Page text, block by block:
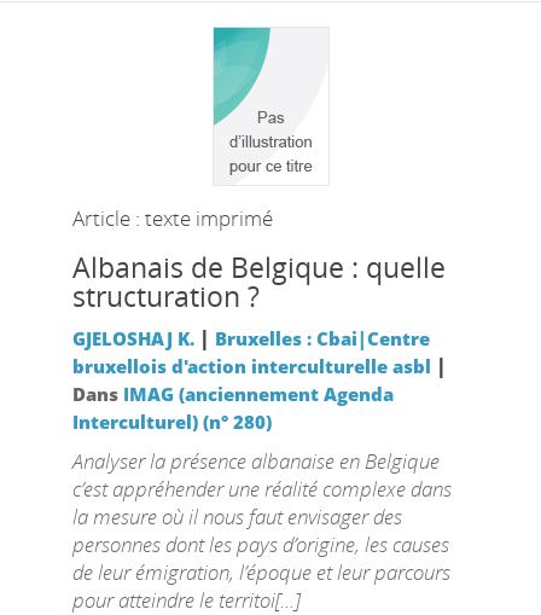
Article : texte imprimé
Albanais de Belgique : quelle
structuration ?
GJELOSHAJ K. | Bruxelles : Cbai|Centre
bruxellois d'action interculturelle asbl |
Dans IMAG (anciennement Agenda
Interculturel) (n° 280)
Analyser la présence albanaise en Belgique
c’est appréhender une réalité complexe dans
la mesure où il nous faut envisager des
personnes dont les pays d’origine, les causes
de leur émigration, l’époque et leur parcours
pour atteindre le territoi[...]